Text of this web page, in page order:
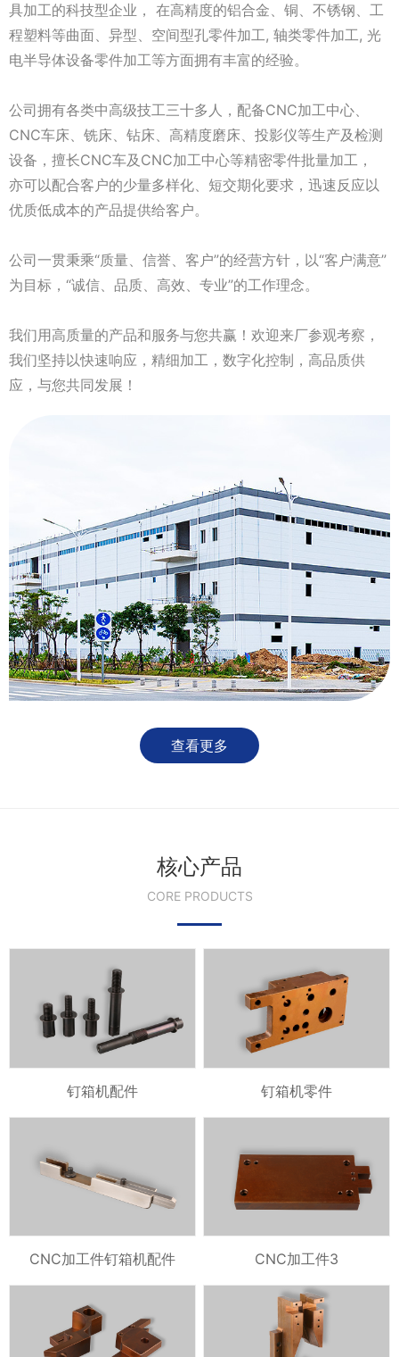
具加工的科技型企业， 在高精度的铝合金、铜、不锈钢、工
程塑料等曲面、异型、空间型孔零件加工, 轴类零件加工, 光
电半导体设备零件加工等方面拥有丰富的经验。
公司拥有各类中高级技工三十多人，配备CNC加工中心、
CNC车床、铣床、钻床、高精度磨床、投影仪等生产及检测
设备，擅长CNC车及CNC加工中心等精密零件批量加工，
亦可以配合客户的少量多样化、短交期化要求，迅速反应以
优质低成本的产品提供给客户。
公司一贯秉乘“质量、信誉、客户”的经营方针，以“客户满意”
为目标，“诚信、品质、高效、专业”的工作理念。
我们用高质量的产品和服务与您共赢！欢迎来厂参观考察，
我们坚持以快速响应，精细加工，数字化控制，高品质供
应，与您共同发展！
查看更多
核心产品
CORE PRODUCTS
钉箱机配件 钉箱机零件
CNC加工件钉箱机配件 CNC加工件3